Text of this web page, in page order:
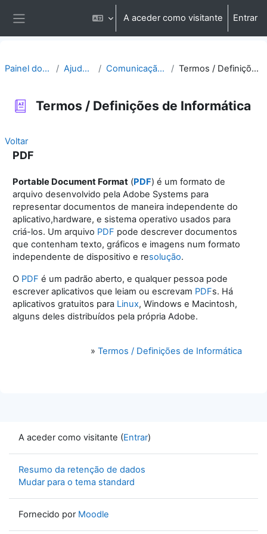
A aceder como visitante Entrar
Painel do utilizador Ajuda | Apoio Comunicação | Questões Termos / Definições de Informática
Termos / Definições de Informática
Voltar
PDF
Portable Document Format(PDF) é um formato de
arquivo desenvolvido pela Adobe Systems para
representar documentos de maneira independente do
aplicativo,hardware, e sistema operativo usados para
criá-los. Um arquivo PDF pode descrever documentos
que contenham texto, gráficos e imagens num formato
independente de dispositivo e resolução.
O PDF é um padrão aberto, e qualquer pessoa pode
escrever aplicativos que leiam ou escrevam PDFs. Há
aplicativos gratuitos para Linux, Windows e Macintosh,
alguns deles distribuídos pela própria Adobe.
» Termos / Definições de Informática
A aceder como visitante (Entrar)
Resumo da retenção de dados
Mudar para o tema standard
Fornecido por Moodle